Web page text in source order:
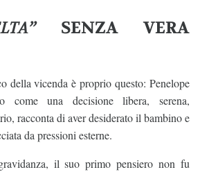
SENZA VERA
della vicenda è proprio questo: Penelope
come una decisione libera, serena,
racconta di aver desiderato il bambino e
da pressioni esterne.
il suo primo pensiero non fu